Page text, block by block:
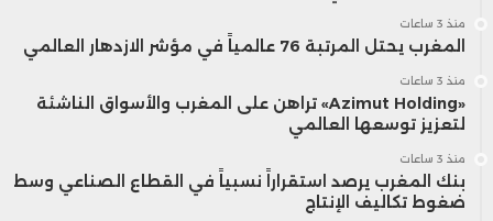
منذ 3 ساعات
المغرب يحتل المرتبة 76 عالمياً في مؤشر الازدهار العالمي
منذ 3 ساعات
«Azimut Holding» تراهن على المغرب والأسواق الناشئة
لتعزيز توسعها العالمي
منذ 3 ساعات
بنك المغرب يرصد استقراراً نسبياً في القطاع الصناعي وسط
ضغوط تكاليف الإنتاج